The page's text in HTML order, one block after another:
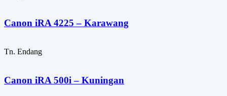
Canon iRA 4225 – Karawang
Tn. Endang
Canon iRA 500i – Kuningan